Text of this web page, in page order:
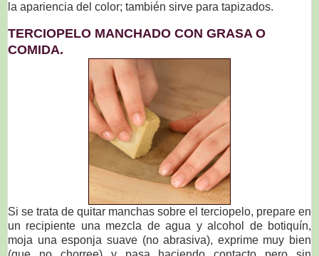
la apariencia del color; también sirve para tapizados.
TERCIOPELO MANCHADO CON GRASA O
COMIDA.
Si se trata de quitar manchas sobre el terciopelo, prepare en
un recipiente una mezcla de agua y alcohol de botiquín,
moja una esponja suave (no abrasiva), exprime muy bien